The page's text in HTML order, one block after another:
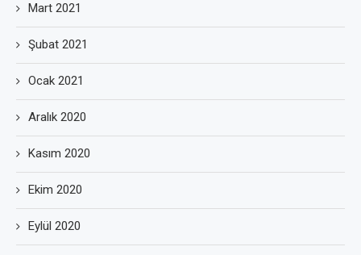
Mart 2021
Şubat 2021
Ocak 2021
Aralık 2020
Kasım 2020
Ekim 2020
Eylül 2020